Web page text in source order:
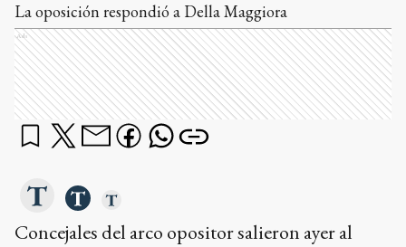
La oposición respondió a Della Maggiora
Ads
Concejales del arco opositor salieron ayer al